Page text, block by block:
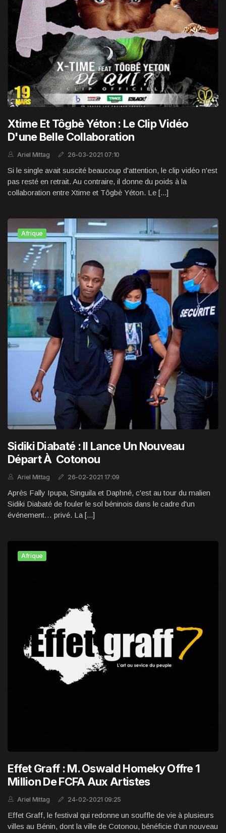
Xtime Et Tôgbè Yéton : Le Clip Vidéo
D'une Belle Collaboration
Ariel Mittag 26-03-2021 07:10
Si le single avait suscité beaucoup d'attention, le clip vidéo n'est
pas resté en retrait. Au contraire, il donne du poids à la
collaboration entre Xtime et Tôgbè Yéton. Le [...]
Afrique
Sidiki Diabaté : Il Lance Un Nouveau
Départ À Cotonou
Ariel Mittag 26-02-2021 17:09
Après Fally Ipupa, Singuila et Daphné, c'est au tour du malien
Sidiki Diabaté de fouler le sol béninois dans le cadre d'un
événement… privé. La [...]
Afrique
Effet Graff : M. Oswald Homeky Offre 1
Million De FCFA Aux Artistes
Ariel Mittag 24-02-2021 09:25
Effet Graff, le festival qui redonne un souffle de vie à plusieurs
villes au Bénin, dont la ville de Cotonou, bénéficie d'un nouveau